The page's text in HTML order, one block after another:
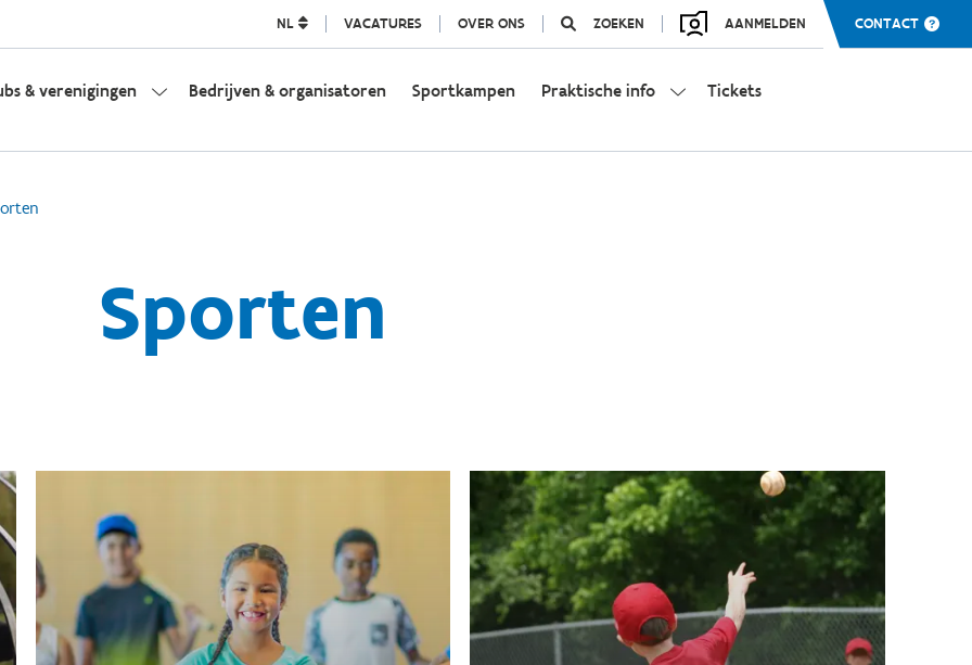
NL VACATURES OVER ONS ZOEKEN AANMELDEN CONTACT
& verenigingen Bedrijven & organisatoren Sportkampen Praktische info Tickets
Sporten